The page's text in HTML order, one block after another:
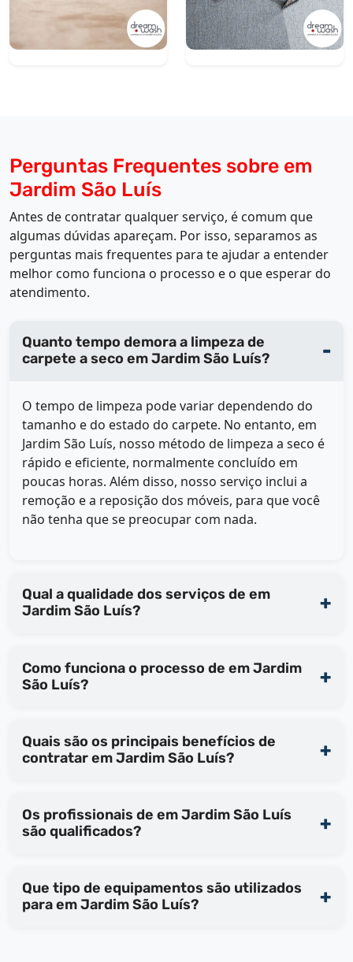
Perguntas Frequentes sobre em
Jardim São Luís
Antes de contratar qualquer serviço, é comum que
algumas dúvidas apareçam. Por isso, separamos as
perguntas mais frequentes para te ajudar a entender
melhor como funciona o processo e o que esperar do
atendimento.
Quanto tempo demora a limpeza de
carpete a seco em Jardim São Luís?
O tempo de limpeza pode variar dependendo do
tamanho e do estado do carpete. No entanto, em
Jardim São Luís, nosso método de limpeza a seco é
rápido e eficiente, normalmente concluído em
poucas horas. Além disso, nosso serviço inclui a
remoção e a reposição dos móveis, para que você
não tenha que se preocupar com nada.
Qual a qualidade dos serviços de em
Jardim São Luís?
Como funciona o processo de em Jardim
São Luís?
Quais são os principais benefícios de
contratar em Jardim São Luís?
Os profissionais de em Jardim São Luís
são qualificados?
Que tipo de equipamentos são utilizados
para em Jardim São Luís?